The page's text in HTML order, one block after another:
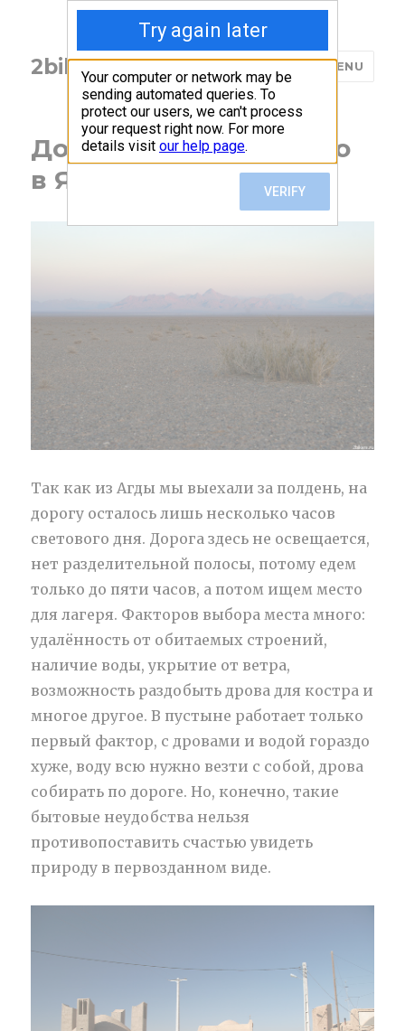
2bikers: travel diary MENU
Дорога через пустыню
в Язд
Так как из Агды мы выехали за полдень, на
дорогу осталось лишь несколько часов
светового дня. Дорога здесь не освещается,
нет разделительной полосы, потому едем
только до пяти часов, а потом ищем место
для лагеря. Факторов выбора места много:
удалённость от обитаемых строений,
наличие воды, укрытие от ветра,
возможность раздобыть дрова для костра и
многое другое. В пустыне работает только
первый фактор, с дровами и водой гораздо
хуже, воду всю нужно везти с собой, дрова
собирать по дороге. Но, конечно, такие
бытовые неудобства нельзя
противопоставить счастью увидеть
природу в первозданном виде.